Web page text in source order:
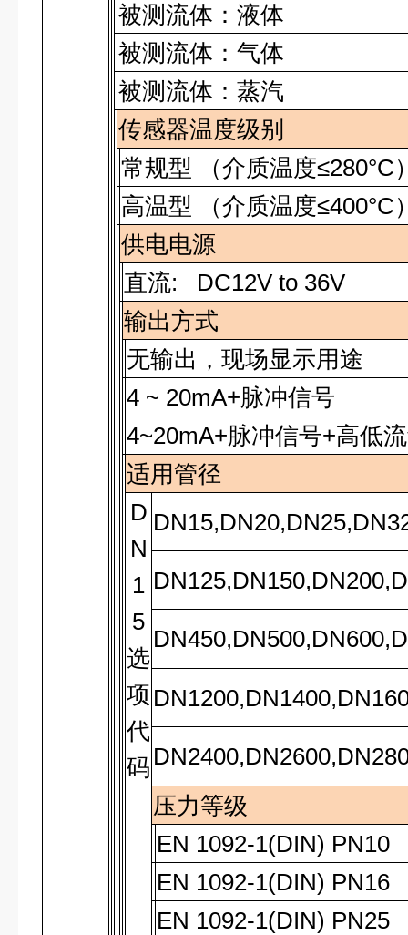
被测流体：液体
被测流体：气体
被测流体：蒸汽
传感器温度级别
常规型 （介质温度≤280°C
高温型 （介质温度≤400°C
供电电源
直流: DC12V to 36V
输出方式
无输出，现场显示用途
4 ~ 20mA+脉冲信号
4~20mA+脉冲信号+高低
适用管径
D
N
1
5
选
项
代
码
压力等级
EN 1092-1(DIN) PN10
EN 1092-1(DIN) PN16
EN 1092-1(DIN) PN25